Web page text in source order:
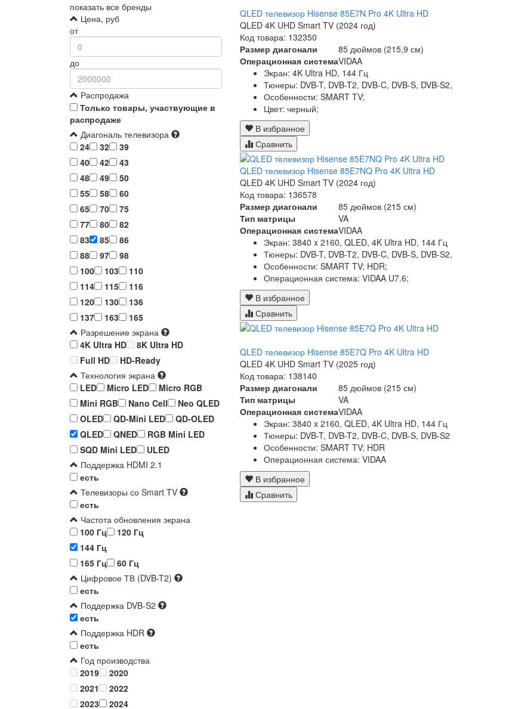
показать все бренды
Цена, руб
от
до
Распродажа
Только товары, участвующие в
распродаже
Диагональ телевизора
24
32
39
40
42
43
48
49
50
55
58
60
65
70
75
77
80
82
83
85
86
88
97
98
100
103
110
114
115
116
120
130
136
137
163
165
Разрешение экрана
4K Ultra HD
8K Ultra HD
Full HD
HD-Ready
Технология экрана
LED
Micro LED
Micro RGB
Mini RGB
Nano Cell
Neo QLED
OLED
QD-Mini LED
QD-OLED
QLED
QNED
RGB Mini LED
SQD Mini LED
ULED
Поддержка HDMI 2.1
есть
Телевизоры со Smart TV
есть
Частота обновления экрана
100 Гц
120 Гц
144 Гц
165 Гц
60 Гц
Цифровое ТВ (DVB-T2)
есть
Поддержка DVB-S2
есть
Поддержка HDR
есть
Год производства
2019
2020
2021
2022
2023
2024
QLED телевизор Hisense 85E7N Pro 4K Ultra HD
QLED 4K UHD Smart TV (2024 год)
Код товара: 132350
Размер диагонали
85 дюймов (215,9 см)
Операционная системаVIDAA
Экран: 4K Ultra HD, 144 Гц
Тюнеры: DVB-T, DVB-T2, DVB-C, DVB-S, DVB-S2,
Особенности: SMART TV;
Цвет: черный;
В избранное
Сравнить
QLED телевизор Hisense 85E7NQ Pro 4K Ultra HD
QLED 4K UHD Smart TV (2024 год)
Код товара: 136578
Размер диагонали
85 дюймов (215 см)
Тип матрицы
VA
Операционная системаVIDAA
Экран: 3840 x 2160, QLED, 4K Ultra HD, 144 Гц
Тюнеры: DVB-T, DVB-T2, DVB-C, DVB-S, DVB-S2,
Особенности: SMART TV; HDR;
Операционная система: VIDAA U7.6;
В избранное
Сравнить
QLED телевизор Hisense 85E7Q Pro 4K Ultra HD
QLED 4K UHD Smart TV (2025 год)
Код товара: 138140
Размер диагонали
85 дюймов (215 см)
Тип матрицы
VA
Операционная системаVIDAA
Экран: 3840 x 2160, QLED, 4K Ultra HD, 144 Гц
Тюнеры: DVB-T, DVB-T2, DVB-C, DVB-S, DVB-S2
Особенности: SMART TV; HDR
Операционная система: VIDAA
В избранное
Сравнить